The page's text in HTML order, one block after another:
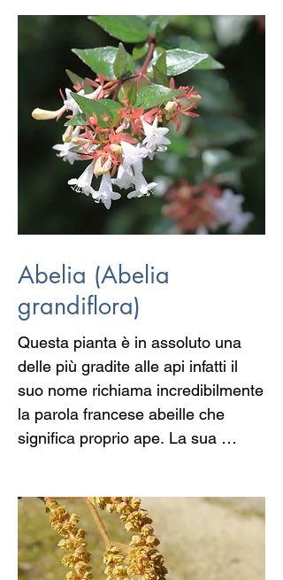
Monte Sinai e pertanto resiste ai
climi freddi i fiori dal brillante colore
giallo attirano da sempre api e
farfalle mentre le foglie sono
utilizzate nella medicina araba per
lenire il mal di gola e il mal di
stomaco così come per combattere
i crampi.
Abelia (Abelia
grandiflora)
Questa pianta è in assoluto una
delle più gradite alle api infatti il
suo nome richiama incredibilmente
la parola francese abeille che
significa proprio ape. La sua
calici a trombetta dal profumo
dolce, permette di dare un
continuo sostentamento agli insetti